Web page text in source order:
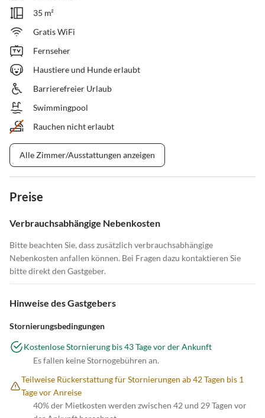
35 m²
Gratis WiFi
Fernseher
Haustiere und Hunde erlaubt
Barrierefreier Urlaub
Swimmingpool
Rauchen nicht erlaubt
Alle Zimmer/Ausstattungen anzeigen
Preise
Verbrauchsabhängige Nebenkosten
Bitte beachten Sie, dass zusätzlich verbrauchsabhängige
Nebenkosten anfallen können. Bei Fragen dazu kontaktieren Sie
bitte direkt den Gastgeber.
Hinweise des Gastgebers
Stornierungsbedingungen
Kostenlose Stornierung bis 43 Tage vor der Ankunft
Es fallen keine Stornogebühren an.
Teilweise Rückerstattung für Stornierungen ab 42 Tagen bis 1
Tage vor Anreise
40% der Mietkosten werden zwischen 42 und 29 Tagen vor